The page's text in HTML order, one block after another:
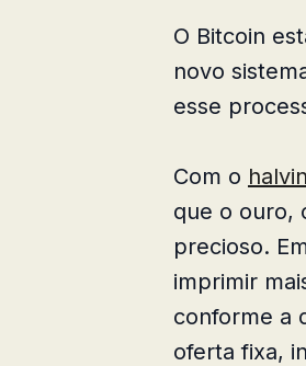
O Bitcoin
novo
esse
Com o
que o ouro,
precioso.
imprimir
conforme a
oferta fixa,